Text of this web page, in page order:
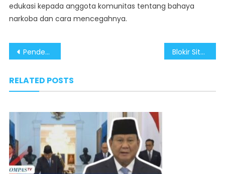
edukasi kepada anggota komunitas tentang bahaya
narkoba dan cara mencegahnya.
Post
Pendekatan Humanis dan Tegas, Sukses Rangkul Anggota OPM Kembali ke NKRI Blokir Situs, Sita Aset dan Hukuman Berat Jadi Strategi Pemerintahan Prabowo Perangi Judi Online
RELATED POSTS